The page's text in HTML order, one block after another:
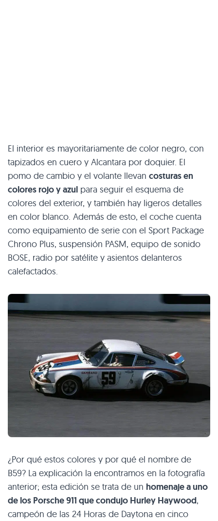
El interior es mayoritariamente de color negro, con
tapizados en cuero y Alcantara por doquier. El
pomo de cambio y el volante llevan costuras en
colores rojo y azul para seguir el esquema de
colores del exterior, y también hay ligeros detalles
en color blanco. Además de esto, el coche cuenta
como equipamiento de serie con el Sport Package
Chrono Plus, suspensión PASM, equipo de sonido
BOSE, radio por satélite y asientos delanteros
calefactados.
¿Por qué estos colores y por qué el nombre de
B59? La explicación la encontramos en la fotografía
anterior; esta edición se trata de un homenaje a uno
de los Porsche 911 que condujo Hurley Haywood,
campeón de las 24 Horas de Daytona en cinco